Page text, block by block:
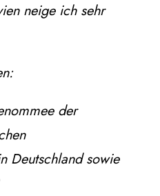
neige ich sehr
der
Deutschland sowie